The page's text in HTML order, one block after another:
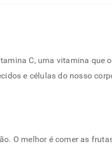
C, uma vitamina que
e células do nosso
O melhor é comer as